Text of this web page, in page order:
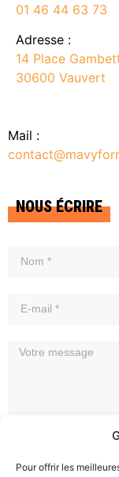
Pour offrir les
01 46 44 63 73
Adresse :
14 Place
30600 Vauvert
Mail :
NOUS ÉCRIRE